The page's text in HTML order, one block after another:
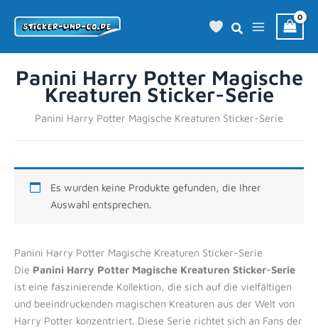
Inhalt
Panini Harry Potter Magische
Kreaturen Sticker-Serie
Panini Harry Potter Magische Kreaturen Sticker-Serie
Es wurden keine Produkte gefunden, die Ihrer
Auswahl entsprechen.
Panini Harry Potter Magische Kreaturen Sticker-Serie
Die Panini Harry Potter Magische Kreaturen Sticker-Serie
ist eine faszinierende Kollektion, die sich auf die vielfältigen
und beeindruckenden magischen Kreaturen aus der Welt von
Harry Potter konzentriert. Diese Serie richtet sich an Fans der